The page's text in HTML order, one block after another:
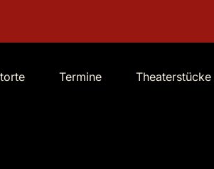
Termine Theaterstücke